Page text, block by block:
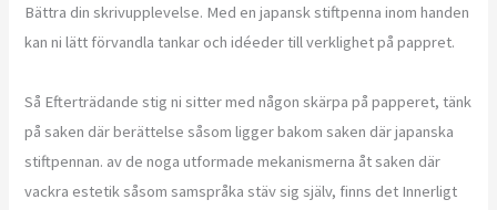
Bättra din skrivupplevelse. Med en japansk stiftpenna inom handen
kan ni lätt förvandla tankar och idéeder till verklighet på pappret.
Så Efterträdande stig ni sitter med någon skärpa på papperet, tänk
på saken där berättelse såsom ligger bakom saken där japanska
stiftpennan. av de noga utformade mekanismerna åt saken där
vackra estetik såsom samspråka stäv sig själv, finns det Innerligt